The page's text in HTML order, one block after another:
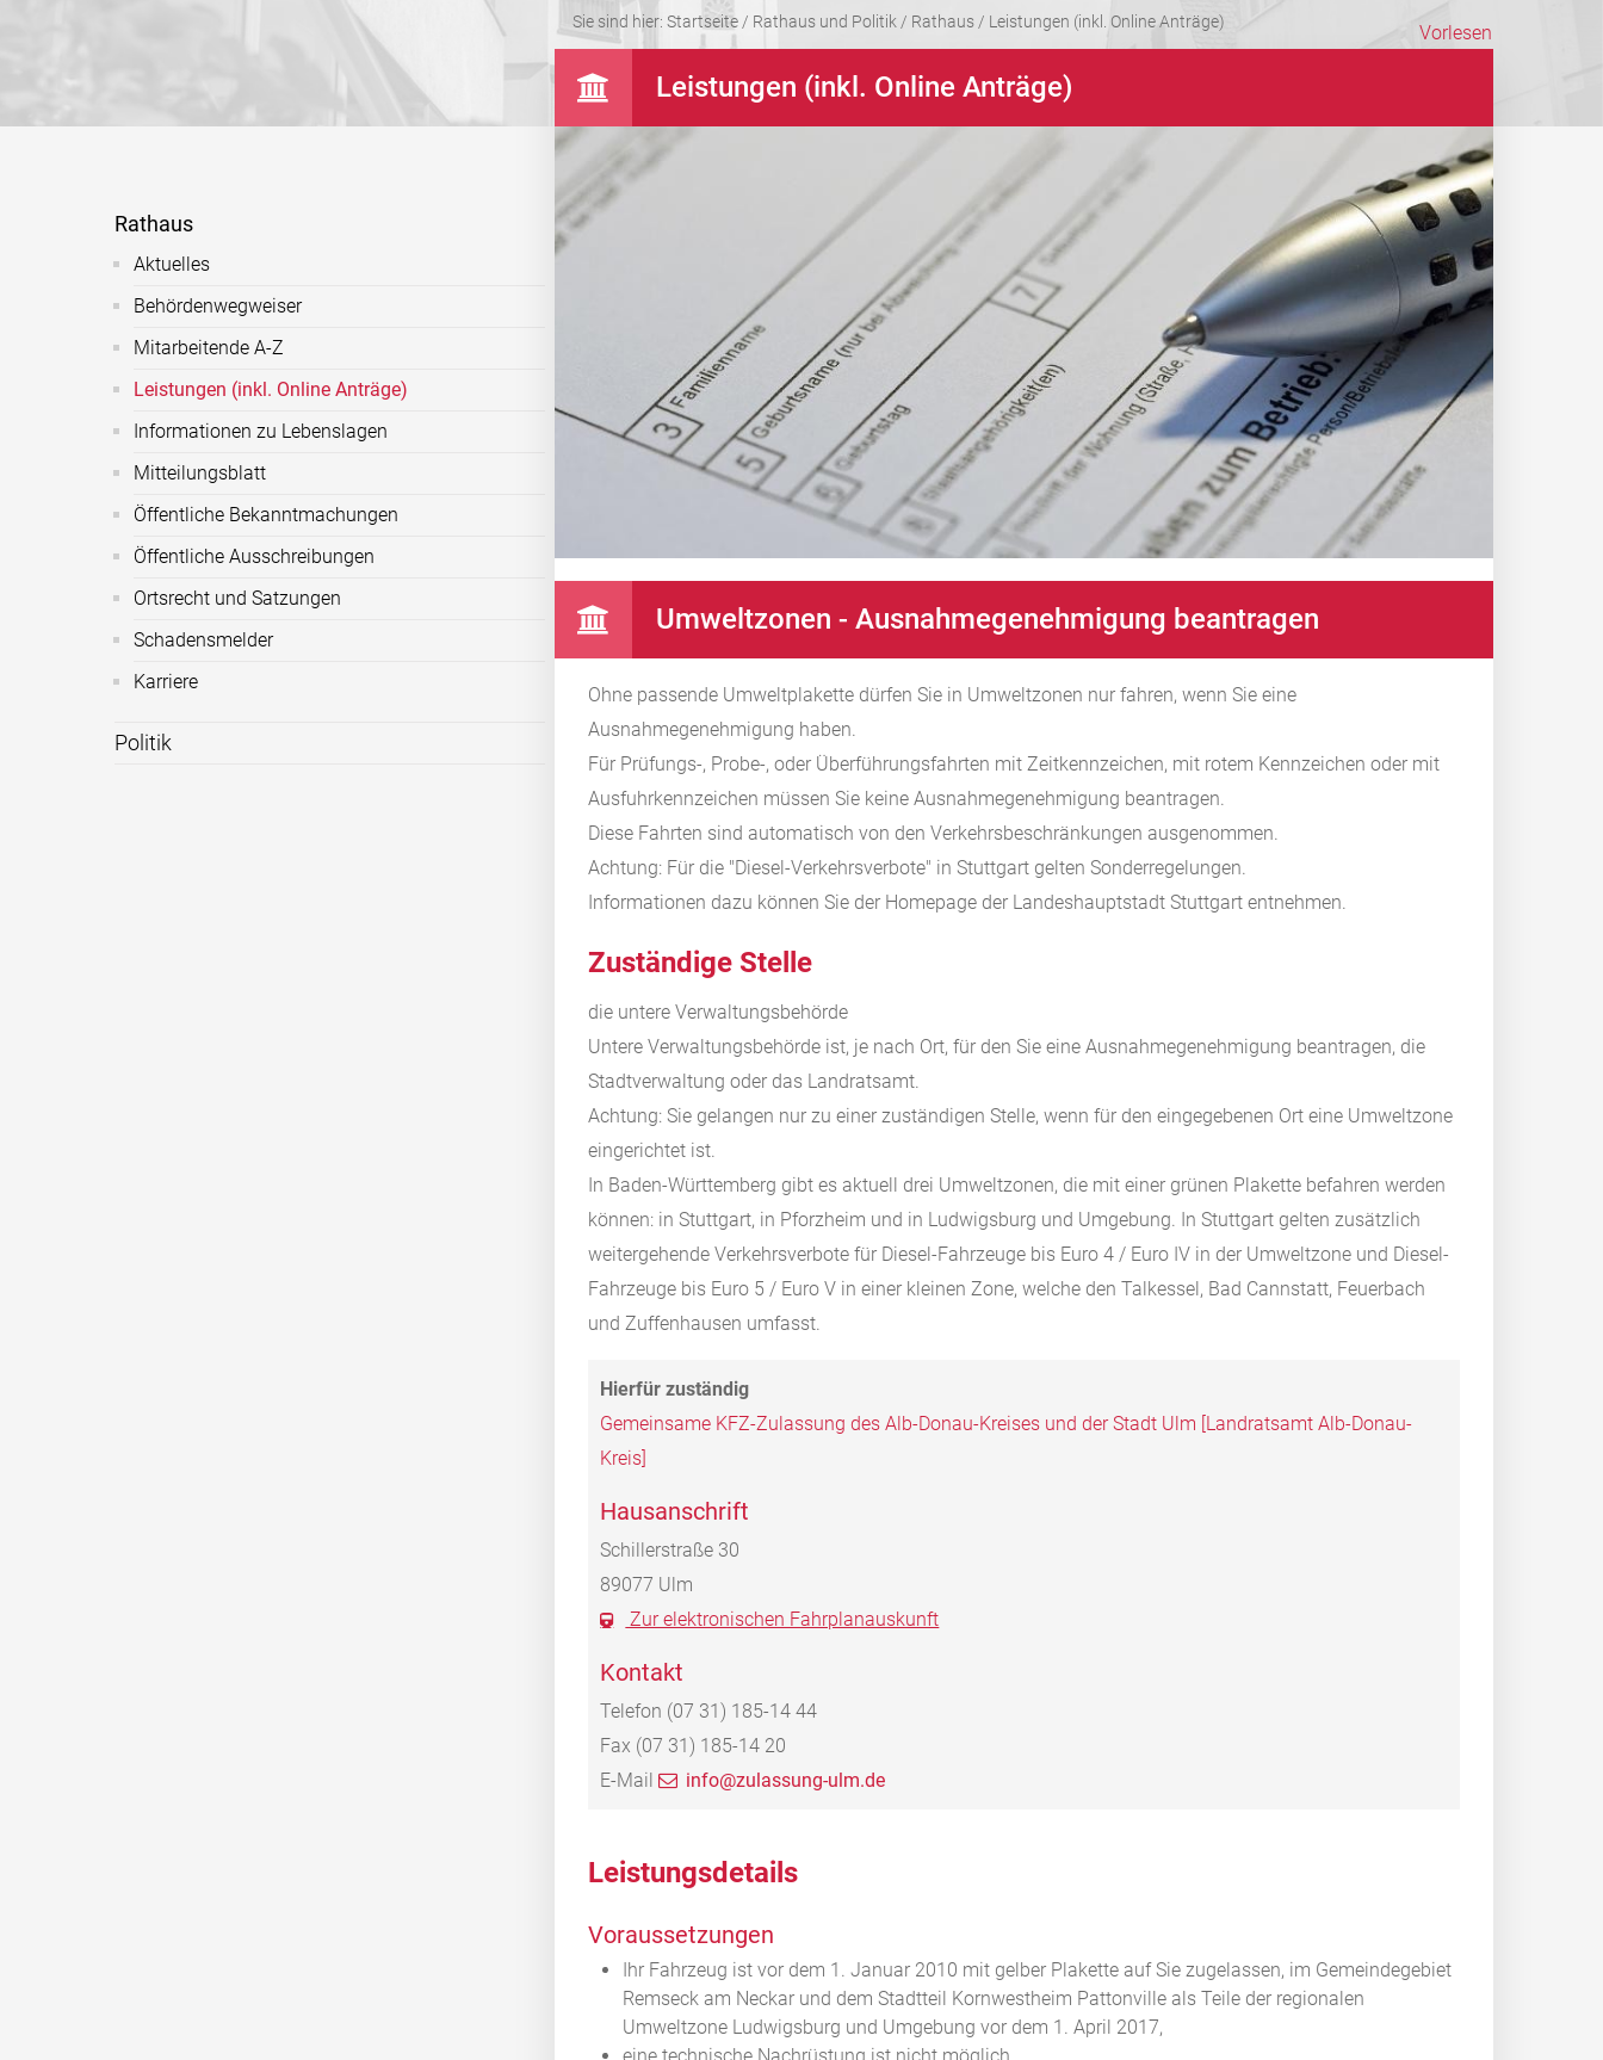
Sie sind hier: Startseite/ Rathaus und Politik / Rathaus/ Leistungen (inkl. Online Anträge) Vorlesen
Rathaus
Aktuelles
Behördenwegweiser
Mitarbeitende A-Z
Leistungen (inkl. Online Anträge)
Informationen zu Lebenslagen
Mitteilungsblatt
Öffentliche Bekanntmachungen
Öffentliche Ausschreibungen
Ortsrecht und Satzungen
Schadensmelder
Karriere
Politik
Leistungen (inkl. Online Anträge)
Umweltzonen - Ausnahmegenehmigung beantragen
Ohne passende Umweltplakette dürfen Sie in Umweltzonen nur fahren, wenn Sie eine
Ausnahmegenehmigung haben.
Für Prüfungs-, Probe-, oder Überführungsfahrten mit Zeitkennzeichen, mit rotem Kennzeichen oder mit
Ausfuhrkennzeichen müssen Sie keine Ausnahmegenehmigung beantragen.
Diese Fahrten sind automatisch von den Verkehrsbeschränkungen ausgenommen.
Achtung: Für die "Diesel-Verkehrsverbote" in Stuttgart gelten Sonderregelungen.
Informationen dazu können Sie der Homepage der Landeshauptstadt Stuttgart entnehmen.
Zuständige Stelle
die untere Verwaltungsbehörde
Untere Verwaltungsbehörde ist, je nach Ort, für den Sie eine Ausnahmegenehmigung beantragen, die
Stadtverwaltung oder das Landratsamt.
Achtung: Sie gelangen nur zu einer zuständigen Stelle, wenn für den eingegebenen Ort eine Umweltzone
eingerichtet ist.
In Baden-Württemberg gibt es aktuell drei Umweltzonen, die mit einer grünen Plakette befahren werden
können: in Stuttgart, in Pforzheim und in Ludwigsburg und Umgebung. In Stuttgart gelten zusätzlich
weitergehende Verkehrsverbote für Diesel-Fahrzeuge bis Euro 4 / Euro IV in der Umweltzone und Diesel-
Fahrzeuge bis Euro 5 / Euro V in einer kleinen Zone, welche den Talkessel, Bad Cannstatt, Feuerbach
und Zuffenhausen umfasst.
Gemeinsame KFZ-Zulassung des Alb-Donau-Kreises und der Stadt Ulm [Landratsamt Alb-Donau-
Kreis]
Hausanschrift
Schillerstraße 30
89077 Ulm
Zur elektronischen Fahrplanauskunft
Kontakt
Telefon (07 31) 185-14 44
Fax (07 31) 185-14 20
E-Mail
info@zulassung-ulm.de
Leistungsdetails
Voraussetzungen
Ihr Fahrzeug ist vor dem 1. Januar 2010 mit gelber Plakette auf Sie zugelassen, im Gemeindegebiet
Remseck am Neckar und dem Stadtteil Kornwestheim Pattonville als Teile der regionalen
Umweltzone Ludwigsburg und Umgebung vor dem 1. April 2017,